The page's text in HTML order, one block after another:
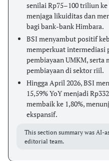
senilai Rp75–100 triliun
menjaga likuiditas dan
bagi bank-bank Himbara.
BSI menyambut positif
memperkuat intermediasi
pembiayaan UMKM, serta
pembiayaan di sektor riil.
Hingga April 2026, BSI
15,59% YoY menjadi
membaik ke 1,80%,
ekspansif.
This section summary was AI-
editorial team.